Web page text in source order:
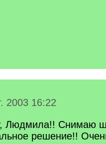
2003 16:22
Людмила!! Снимаю
решение!!